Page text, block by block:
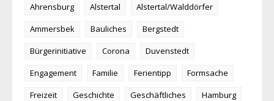
Ahrensburg Alstertal
Alstertal/Walddörfer
Ammersbek
Bauliches
Bergstedt
Bürgerinitiative
Corona
Duvenstedt
Engagement
Familie Ferientipp
Formsache
Freizeit
Geschichte Geschäftliches
Hamburg